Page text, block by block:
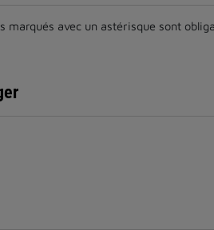
marqués avec un astérisque sont